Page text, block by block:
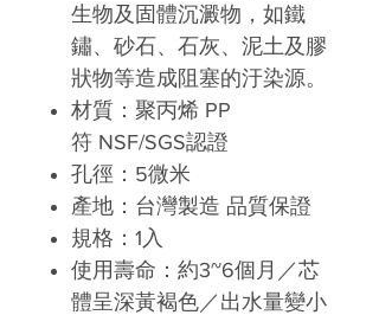
生物及固體沉澱物，如鐵
鏽、砂石、石灰、泥土及膠
狀物等造成阻塞的汙染源。
材質：聚丙烯 PP
符 NSF/SGS認證
孔徑： 5微米
產地：台灣製造 品質保證
規格： 1 入
使用壽命：約3~6個月／芯
體呈深黃褐色／出水量變小